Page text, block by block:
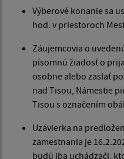
Výberové konanie sa
hod. v priestoroch
Záujemcovia o
písomnú žiadosť o
osobne alebo zaslať
nad Tisou, Námestie
Tisou s označením
Uzávierka na
zamestnania je
budú iba uchádzači,